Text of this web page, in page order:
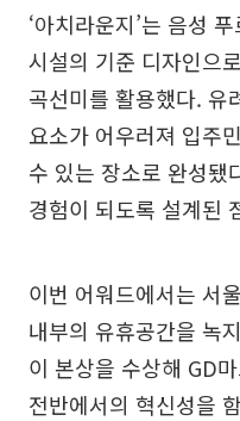
‘아치라운지’는 음성
시설의 기준 디자인으
곡선미를 활용했다. 유
요소가 어우러져 입주
수 있는 장소로 완성됐
경험이 되도록 설계된
이번 어워드에서는 서
내부의 유휴공간을 녹
이 본상을 수상해 GD
전반에서의 혁신성을